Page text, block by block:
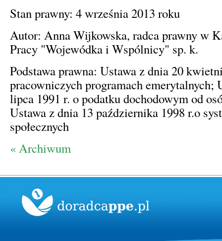
Stan prawny: 4 września 2013 roku
Autor: Anna Wijkowska, radca prawny w
Pracy "Wojewódka i Wspólnicy" sp. k.
Podstawa prawna: Ustawa z dnia 20
pracowniczych programach emerytalnych;
lipca 1991 r. o podatku dochodowym od
Ustawa z dnia 13 października 1998 r.o
społecznych
« Archiwum